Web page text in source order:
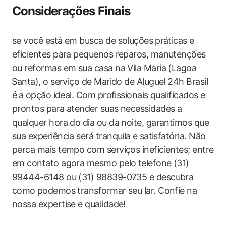
Considerações Finais
se você está em‌ busca​ de soluções⁤ práticas‌ e
eficientes para pequenos reparos,​ manutenções
ou reformas ​em‌ sua casa na Vila Maria (Lagoa
⁣Santa), o serviço de Marido de Aluguel 24h Brasil
é ⁣a⁤ opção ideal. ‌Com profissionais ‍qualificados e
prontos para atender suas necessidades a
qualquer hora do dia ou da noite, ‍garantimos que
sua experiência será tranquila e⁢ satisfatória. ‍Não
perca mais tempo com serviços ineficientes; entre​
em contato agora mesmo pelo telefone (31)
99444-6148 ou (31) 98839-0735 e descubra
como ⁤podemos transformar seu​ lar. Confie na
nossa expertise e qualidade!